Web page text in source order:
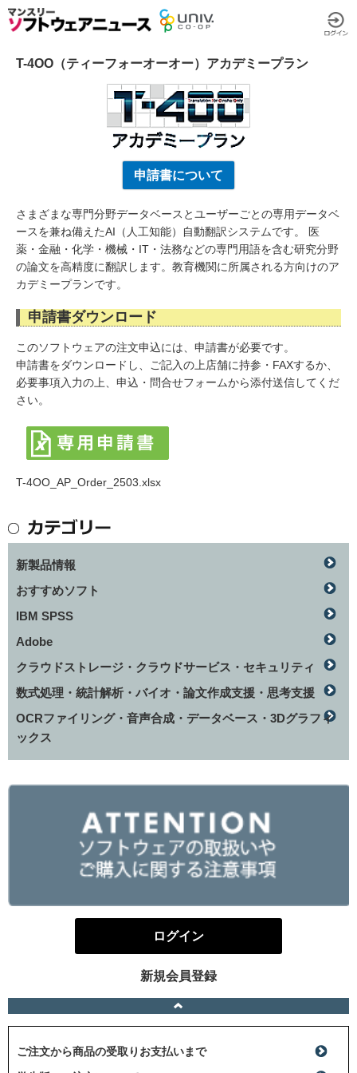
T-4OO（ティーフォーオーオー）アカデミープラン
申請書について
さまざまな専門分野データベースとユーザーごとの専用データベ
ースを兼ね備えたAI（人工知能）自動翻訳システムです。 医
薬・金融・化学・機械・IT・法務などの専門用語を含む研究分野
の論文を高精度に翻訳します。教育機関に所属される方向けのア
カデミープランです。
申請書ダウンロード
このソフトウェアの注文申込には、申請書が必要です。
申請書をダウンロードし、ご記入の上店舗に持参・FAXするか、
必要事項入力の上、申込・問合せフォームから添付送信してくだ
さい。
T-4OO_AP_Order_2503.xlsx
新製品情報
おすすめソフト
IBM SPSS
Adobe
クラウドストレージ・クラウドサービス・セキュリティ
数式処理・統計解析・バイオ・論文作成支援・思考支援
OCRファイリング・音声合成・データベース・3Dグラフィ
ックス
ログイン
新規会員登録
ご注文から商品の受取りお支払いまで